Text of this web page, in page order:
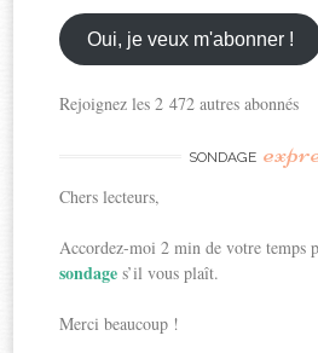
email
ici
Oui, je veux m'abonner !
Rejoignez les 2 472 autres abonnés
SONDAGE
Chers lecteurs,
Accordez-moi 2 min de votre temps
sondages’il vous plaît.
Merci beaucoup !